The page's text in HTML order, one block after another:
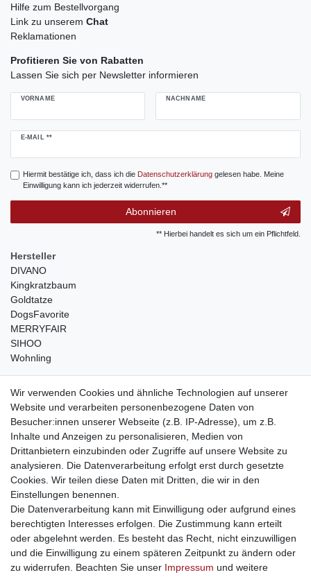
Hilfe zum Bestellvorgang
Link zu unserem Chat
Reklamationen
Profitieren Sie von Rabatten
Lassen Sie sich per Newsletter informieren
VORNAME NACHNAME
E-MAIL **
Newsletter
Hiermit bestätige ich, dass ich die Daten­schutz­erklärunggelesen habe. Meine
Einwilligung kann ich jederzeit widerrufen.**
Abonnieren
** Hierbei handelt es sich um ein Pflichtfeld.
Hersteller
DIVANO
Kingkratzbaum
Goldtatze
DogsFavorite
MERRYFAIR
SIHOO
Wohnling
weitere Shops
traumlampen- Lampen und Kronleuchter
kinderwagencenter- Exklusive und günstige Kinderwagen
gastrogeraete24- alles für Gastronomie und Imbiss
soziale Medien
Facebook
sicher einkaufen
Wir verwenden Cookies und ähnliche Technologien auf unserer
Website und verarbeiten personenbezogene Daten von
Besucher:innen unserer Webseite (z.B. IP-Adresse), um z.B.
Inhalte und Anzeigen zu personalisieren, Medien von
Drittanbietern einzubinden oder Zugriffe auf unsere Website zu
analysieren. Die Datenverarbeitung erfolgt erst durch gesetzte
Cookies. Wir teilen diese Daten mit Dritten, die wir in den
Einstellungen benennen.
Die Datenverarbeitung kann mit Einwilligung oder aufgrund eines
berechtigten Interesses erfolgen. Die Zustimmung kann erteilt
oder abgelehnt werden. Es besteht das Recht, nicht einzuwilligen
und die Einwilligung zu einem späteren Zeitpunkt zu ändern oder
zu widerrufen. Beachten Sie unser Impressum und weitere